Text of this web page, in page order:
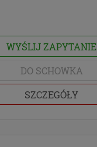
WYŚLIJ ZAPYTANIE
DO SCHOWKA
SZCZEGÓŁY